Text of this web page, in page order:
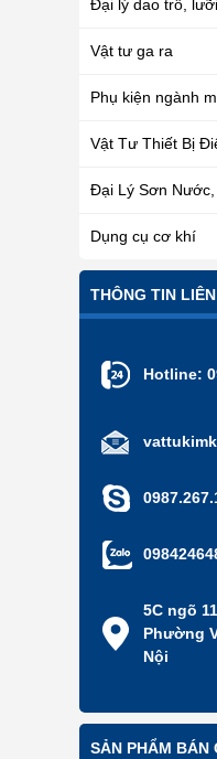
Đại lý dao trổ,
Vật tư ga ra
Phụ kiện ngành
Vật Tư Thiết Bị
Đại Lý Sơn
Dụng cụ cơ khí
THÔNG TIN
Hotline:
5C ngõ
Phường
Nội
SẢN PHẨM BÁN